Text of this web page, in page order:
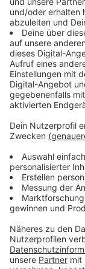
überprüft
ist sie
Samstag oder
Verdächtiges
haben.
Zeugen, die
Flüchtigen
telefonisch
Anzeige
Mehr
Anzeige